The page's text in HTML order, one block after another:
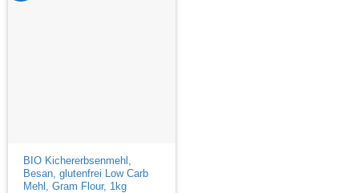
BIO Kichererbsenmehl,
Besan, glutenfrei Low Carb
Mehl, Gram Flour, 1kg